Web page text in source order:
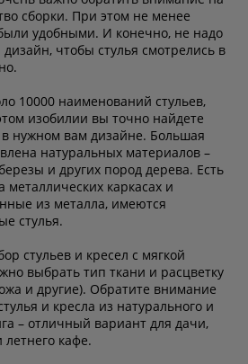
сборки. При этом не менее
удобными. И конечно, не надо
чтобы стулья смотрелись в
10000 наименований стульев,
изобилии вы точно найдете
в нужном вам дизайне. Большая
натуральных материалов –
и других пород дерева. Есть
металлических каркасах и
из металла, имеются
стулья.
стульев и кресел с мягкой
выбрать тип ткани и расцветку
и другие). Обратите внимание
и кресла из натурального и
– отличный вариант для дачи,
летнего кафе.